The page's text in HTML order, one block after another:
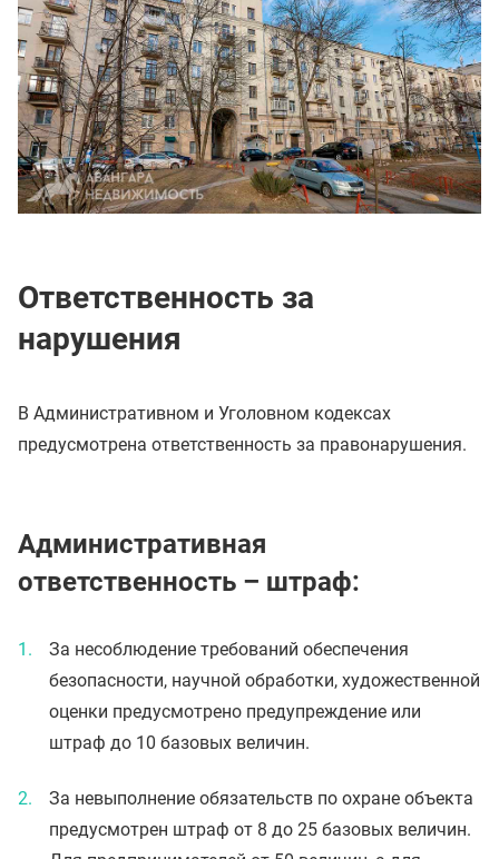
Ответственность за
нарушения
В Административном и Уголовном кодексах
предусмотрена ответственность за правонарушения.
Административная
ответственность – штраф:
За несоблюдение требований обеспечения
безопасности, научной обработки, художественной
оценки предусмотрено предупреждение или
штраф до 10 базовых величин.
За невыполнение обязательств по охране объекта
предусмотрен штраф от 8 до 25 базовых величин.